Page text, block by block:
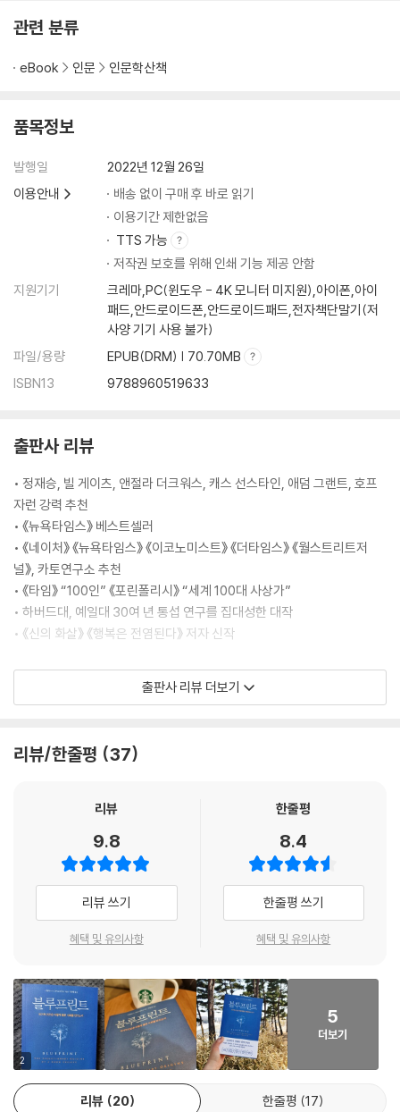
9장 사회인이 되는 길: 개성, 협력, 학습
속성 l 수렴 진화: 우리는 같은 사회 환경 속에서 진화한다 l 개인 정체성: 왜
물은 거울 속 자신을 알아볼까 l 가까운 이의 죽음에 슬퍼하고 애도하는 동
물들 l 동물은 실제로 협력할 줄 알까 l 인간은 왜 이기적 배신자가 아닌 다
정한 협력자로 진화했나 l 협력을 유지하려면 무임승차자 처벌이 중요하다
을 미칠까 l 동물들의 놀라운 사회 학습 능력 l 동물들의 문화는 왜, 얼마나
다양할까 l 사회성 동물들이 사회 인간의 존재를 증명한다
10장 원격 조종하는 유전자
바우어새의 화려한 건축물에 담긴 놀라운 비밀 l 외적 표현형: 몸 바깥 세계
까지 바꾸는 유전자 l 동물 가공물: 거미집은 거미의 입이다 l 기생물과 숙
주: 다른 사람의 유전자가 내 행동과 운명을 통제한다 l 유전자는 얼마나 멀
리까지 효과를 미칠까 l 당신의 표현형은 다른 사람들의 유전자에 영향받
는다 l 사회 생태 지위 구축: 사회인으로 가득한 세상 만들기 l 야생동물은
문화 환경이 진화 경로를 바꾼다 l 유전자-문화 공진화 이론: 때로는 언덕
이 산을 움직인다 l 지배와 위신: 지위를 획득하는 2가지 방법 l 문화는 어떻
게 진화할까 l 유전자와 문화의 다양한 공진화 사례 l 근시 인간이 살아남은
이유 l 본성이냐 양육이냐에 답하기
12장 좋은 사회는 얼마나 자연스러운가
사회를 인체에 비유한 오랜 전통 l 인간은 어떻게 자연과 분리되었나 l 사회
는 과학적으로 설명할 수 없다? l 인간과 자연의 통섭을 거부하는 4가지 주
은 것일까 l 인공 지능과 유전자 편집 기술이 인간 본성을 바꿀까 l 진화의
궤적은 선함을 향해 휘어져 있다
자료 출처
관련 분류
eBook 인문 인문학산책
품목정보
발행일
2022년 12월 26일
이용안내
배송 없이 구매 후 바로 읽기
이용기간 제한없음
TTS 가능
저작권 보호를 위해 인쇄 기능 제공 안함
지원기기
크레마,PC(윈도우 - 4K 모니터 미지원),아이폰,아이
패드,안드로이드폰,안드로이드패드,전자책단말기(저
사양 기기 사용 불가)
파일/용량
EPUB(DRM) | 70.70MB
ISBN13
9788960519633
출판사 리뷰
• 정재승, 빌 게이츠, 앤절라 더크워스, 캐스 선스타인, 애덤 그랜트, 호프
자런 강력 추천
• 《뉴욕타임스》 베스트셀러
• 《네이처》 《뉴욕타임스》 《이코노미스트》 《더타임스》 《월스트리트저
널》, 카토연구소 추천
• 《타임》 “100인” 《포린폴리시》 “세계 100대 사상가”
• 하버드대, 예일대 30여 년 통섭 연구를 집대성한 대작
• 《신의 화살》 《행복은 전염된다》 저자 신작
인간은 두뇌나 근력이 아니라 사회를 만드는 능력 덕분에 지구를 지배하게
로 막았다. 그들은 다른 사람들을 살리기 위해 자기 목숨을 희생하는 놀라
한일까, 남을 위해 자신을 희생한 청년들일까? 어느 쪽이 인간 사회의 본
이타심과 헌신이 이끄는 세상일까?
이 책은 예일대 사회과학 및 자연과학 교수이자 인간본성연구소 소장인 니
컬러스 A. 크리스타키스가 인간 본성과 인간 사회 진화의 목적과 기원을
밝히기 위한 30여 년간의 연구를 집대성한 걸작이다. 의사면서 자연과학
자이자 사회과학자라는 특이한 직함을 가진 크리스타키스 교수는 위대한
난자부터 남극 기지까지, 히말라야 소수 민족부터 대규모 온라인 게임 이
용자까지, 기생성 흡충과 개미부터 고래와 코끼리까지, 유전자와 호르몬
부터 온라인 플랫폼과 인공 지능 봇까지 인간계, 동물계, 기술계를 거침없
이 넘나들면서 유전학, 진화생물학, 신경학, 사회학, 인류학, 심리학, 경제
학, 통계학, 테크놀로지, 역사, 철학을 아우르는 깊고 넓은 연구와 통찰을
선보인다.
이런 방대한 탐구 끝에 저자는 단언한다. 우리가 “인생 경험, 사는 곳, 겉모
출판사 리뷰 더보기
리뷰/한줄평 37
리뷰
9.8
리뷰 쓰기
혜택 및 유의사항
한줄평
8.4
한줄평 쓰기
혜택 및 유의사항
2
5
더보기
리뷰 20 한줄평 17